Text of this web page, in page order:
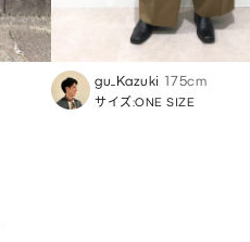
gu_Kazuki 175cm
サイズ:ONE SIZE